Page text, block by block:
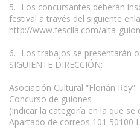
5.- Los concursantes deberán
festival a través del siguiente
http://www.fescila.com/alta-guion
6.- Los trabajos se presentarán
SIGUIENTE DIRECCIÓN:
Asociación Cultural “Florián Rey”
Concurso de guiones
(Indicar la categoría en la que se
Apartado de correos 101 50100